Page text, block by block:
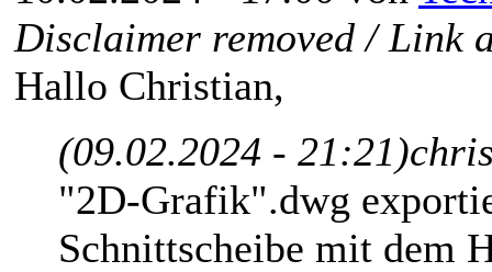
Disclaimer removed / Link
Hallo Christian,
(09.02.2024 - 21:21)
"2D-Grafik".dwg
Schnittscheibe mit dem